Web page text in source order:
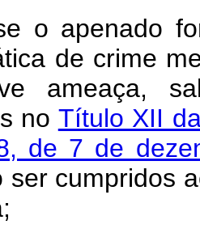
o apenado
de crime
ameaça,
no Título XII
de 7 de
ser cumpridos